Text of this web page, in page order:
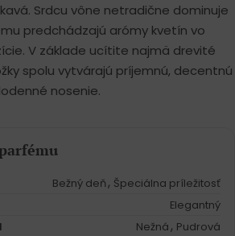
Srdcu vône netradične dominuje
predchádzajú arómy kvetín vo
V základe ucítite najmä drevité
spolu vytvárajú príjemnú, decentnú
nosenie.
Bežný deň, Špeciálna príležitosť
Elegantný
Nežná, Pudrová